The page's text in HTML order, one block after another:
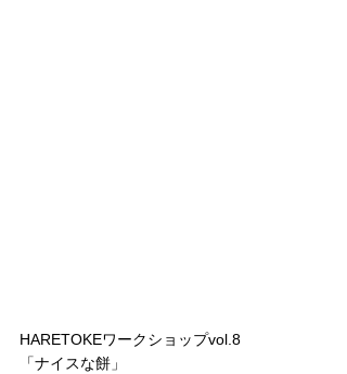
HARETOKEワークショップvol.8
「ナイスな餅」